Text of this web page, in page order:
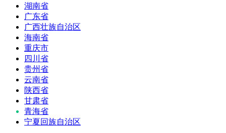
湖南省
广东省
广西壮族自治区
海南省
重庆市
四川省
贵州省
云南省
陕西省
甘肃省
青海省
宁夏回族自治区